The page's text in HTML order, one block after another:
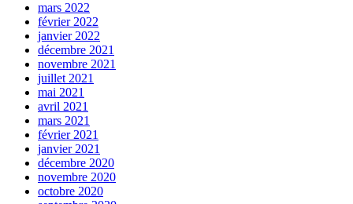
mars 2022
février 2022
janvier 2022
décembre 2021
novembre 2021
juillet 2021
mai 2021
avril 2021
mars 2021
février 2021
janvier 2021
décembre 2020
novembre 2020
octobre 2020